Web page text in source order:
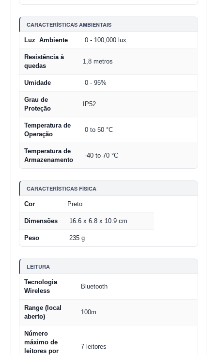
CARACTERÍSTICAS AMBIENTAIS
Luz Ambiente 0 - 100,000 lux
Resistência à
quedas
1,8 metros
Umidade 0 - 95%
Grau de
Proteção
IP52
Temperatura de
Operação
0 to 50 °C
Temperatura de
Armazenamento
-40 to 70 °C
CARACTERÍSTICAS FÍSICA
Cor Preto
Dimensões 16.6 x 6.8 x 10.9 cm
Peso 235 g
LEITURA
Tecnologia
Wireless
Bluetooth
Range (local
aberto)
100m
Número
máximo de
leitores por
7 leitores